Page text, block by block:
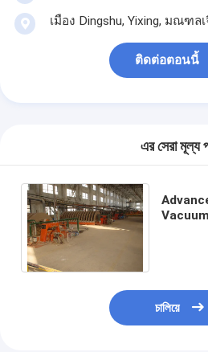
เมือง Dingshu, Yixing, มณฑล
ติดต่อตอนนี้
এর সেরা মূল্য
চালিয়ে